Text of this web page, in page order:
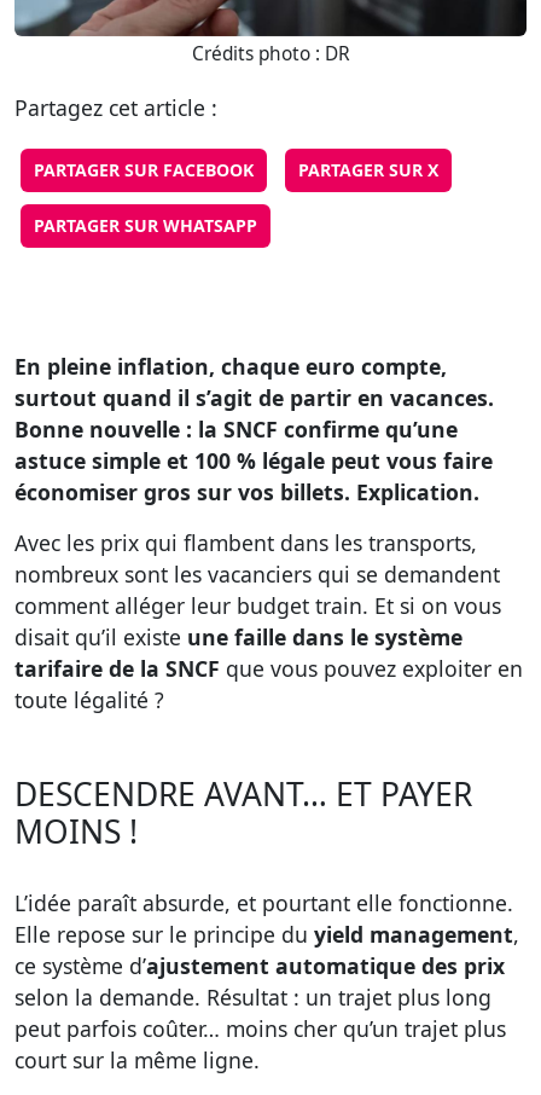
Crédits photo : DR
Partagez cet article :
PARTAGER SUR FACEBOOK PARTAGER SUR X
PARTAGER SUR WHATSAPP
En pleine inflation, chaque euro compte,
surtout quand il s’agit de partir en vacances.
Bonne nouvelle : la SNCF confirme qu’une
astuce simple et 100 % légale peut vous faire
économiser gros sur vos billets. Explication.
Avec les prix qui flambent dans les transports,
nombreux sont les vacanciers qui se demandent
comment alléger leur budget train. Et si on vous
disait qu’il existe une faille dans le système
tarifaire de la SNCF que vous pouvez exploiter en
toute légalité ?
DESCENDRE AVANT… ET PAYER
MOINS !
L’idée paraît absurde, et pourtant elle fonctionne.
Elle repose sur le principe du yield management,
ce système d’ajustement automatique des prix
selon la demande. Résultat : un trajet plus long
peut parfois coûter… moins cher qu’un trajet plus
court sur la même ligne.